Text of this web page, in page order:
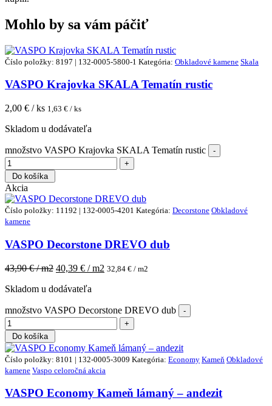
Mohlo by sa vám páčiť
Číslo položky: 8197 | 132-0005-5800-1 Kategória: Obkladové kamene Skala
VASPO Krajovka SKALA Tematín rustic
2,00 € / ks 1,63 € / ks
Skladom u dodávateľa
množstvo VASPO Krajovka SKALA Tematín rustic
Do košíka
Akcia
Číslo položky: 11192 | 132-0005-4201 Kategória: Decorstone Obkladové
kamene
VASPO Decorstone DREVO dub
43,90€ / m2 40,39 € / m2 32,84 € / m2
Skladom u dodávateľa
množstvo VASPO Decorstone DREVO dub
Do košíka
Číslo položky: 8101 | 132-0005-3009 Kategória: Economy Kameň Obkladové
kamene Vaspo celoročná akcia
VASPO Economy Kameň lámaný – andezit